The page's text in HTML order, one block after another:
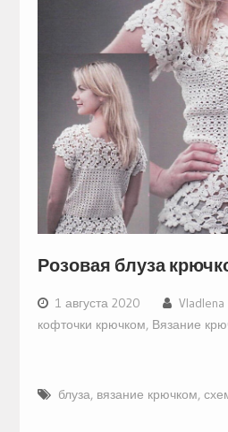
Розовая блуза
1 августа 2020 Vladlena
кофточки крючком, Вязание
блуза, вязание крючком,